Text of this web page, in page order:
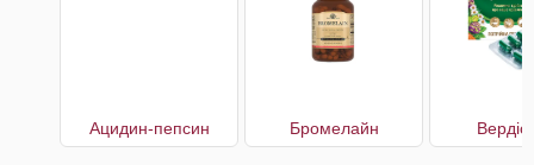
Ацидин-пепсин Бромелайн